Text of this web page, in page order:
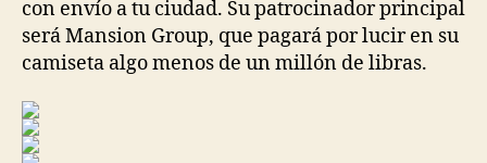
con envío a tu ciudad. Su patrocinador principal
será Mansion Group, que pagará por lucir en su
camiseta algo menos de un millón de libras.